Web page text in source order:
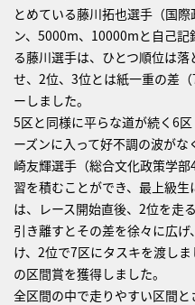
とめている藤川拓也選手（国
ン、5000m、10000mと自己
る藤川選手は、ひとつ順位は
せ、2位、3位とは紙一重の差
ーしました。
5区と同様に平らな道が続く6
ーズンに入って好不調の波が
崎友輝選手（総合文化政策学
習を積むことができ、最上級
は、レース開始直後、2位を走
引き離すとその差を徐々に広
け、2位で7区にタスキを渡し
の区間賞を獲得しました。
全区間の中で走りやすい区間